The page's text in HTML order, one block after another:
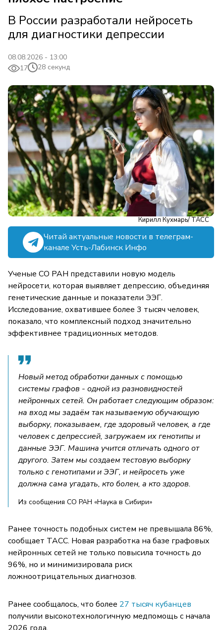
В России разработали нейросеть
для диагностики депрессии
08.08.2026 - 13:00
17
28 секунд
Кирилл Кухмарь/ ТАСС
Читай актуальные новости в телеграм-
канале Усть-Лабинск Инфо
Ученые СО РАН представили новую модель
нейросети, которая выявляет депрессию, объединяя
генетические данные и показатели ЭЭГ.
Исследование, охватившее более 3 тысяч человек,
показало, что комплексный подход значительно
эффективнее традиционных методов.
Новый метод обработки данных с помощью
системы графов - одной из разновидностей
нейронных сетей. Он работает следующим образом:
на вход мы задаём так называемую обучающую
выборку, показываем, где здоровый человек, а где
человек с депрессией, загружаем их генотипы и
данные ЭЭГ. Машина учится отличать одного от
другого. Затем мы создаем тестовую выборку
только с генотипами и ЭЭГ, и нейросеть уже
должна сама угадать, кто болен, а кто здоров.
Из сообщения СО РАН «Наука в Сибири»
Ранее точность подобных систем не превышала 86%,
сообщает ТАСС. Новая разработка на базе графовых
нейронных сетей не только повысила точность до
96%, но и минимизировала риск
ложноотрицательных диагнозов.
Ранее сообщалось, что более 27 тысяч кубанцев
получили высокотехнологичную медпомощь с начала